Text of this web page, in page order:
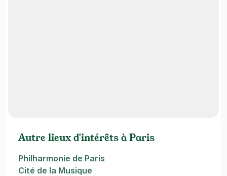
Autre lieux d'intérêts à Paris
Philharmonie de Paris
Cité de la Musique